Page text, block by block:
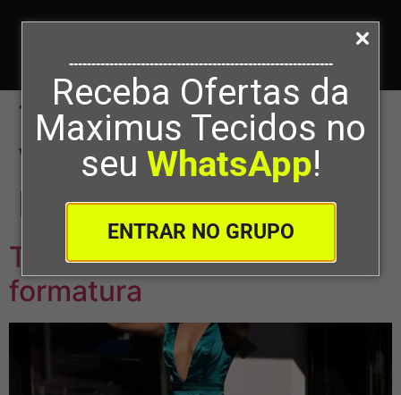
-----------------------------------------------------------
Receba Ofertas da
Maximus Tecidos no
seu WhatsApp!
ENTRAR NO GRUPO
Tag:Tecidos Para
Vestido De
Formatura
Tecidos para vestido de
formatura